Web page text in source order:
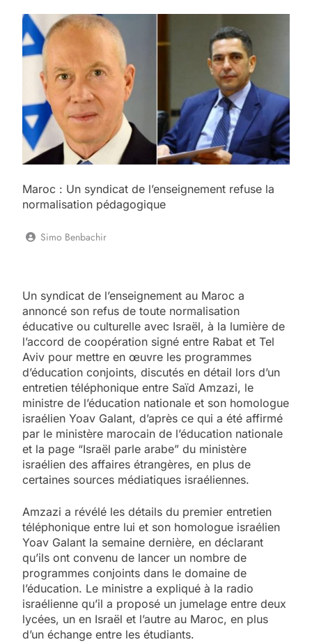
Maroc : Un syndicat de l’enseignement refuse la
normalisation pédagogique
Simo Benbachir
Un syndicat de l’enseignement au Maroc a
annoncé son refus de toute normalisation
éducative ou culturelle avec Israël, à la lumière de
l’accord de coopération signé entre Rabat et Tel
Aviv pour mettre en œuvre les programmes
d’éducation conjoints, discutés en détail lors d’un
entretien téléphonique entre Saïd Amzazi, le
ministre de l’éducation nationale et son homologue
israélien Yoav Galant, d’après ce qui a été affirmé
par le ministère marocain de l’éducation nationale
et la page “Israël parle arabe” du ministère
israélien des affaires étrangères, en plus de
certaines sources médiatiques israéliennes.
Amzazi a révélé les détails du premier entretien
téléphonique entre lui et son homologue israélien
Yoav Galant la semaine dernière, en déclarant
qu’ils ont convenu de lancer un nombre de
programmes conjoints dans le domaine de
l’éducation. Le ministre a expliqué à la radio
israélienne qu’il a proposé un jumelage entre deux
lycées, un en Israël et l’autre au Maroc, en plus
d’un échange entre les étudiants.